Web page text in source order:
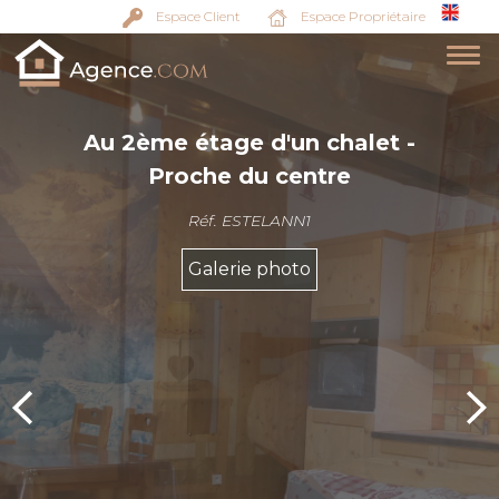
Espace Client Espace Propriétaire
Au 2ème étage d'un chalet -
Proche du centre
Réf. ESTELANN1
Galerie photo